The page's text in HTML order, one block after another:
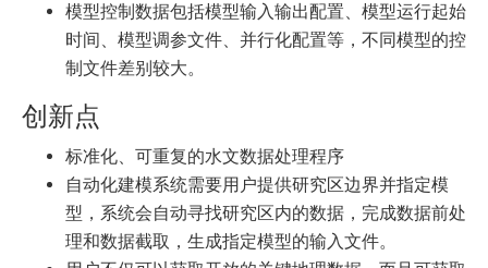
模型控制数据包括模型输入输出配置、模型运行起始
时间、模型调参文件、并行化配置等，不同模型的控
制文件差别较大。
创新点
标准化、可重复的水文数据处理程序
自动化建模系统需要用户提供研究区边界并指定模
型，系统会自动寻找研究区内的数据，完成数据前处
理和数据截取，生成指定模型的输入文件。